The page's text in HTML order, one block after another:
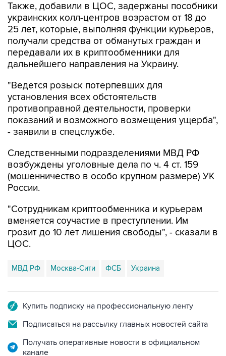
Также, добавили в ЦОС, задержаны пособники
украинских колл-центров возрастом от 18 до
25 лет, которые, выполняя функции курьеров,
получали средства от обманутых граждан и
передавали их в криптообменники для
дальнейшего направления на Украину.
"Ведется розыск потерпевших для
установления всех обстоятельств
противоправной деятельности, проверки
показаний и возможного возмещения ущерба",
- заявили в спецслужбе.
Следственными подразделениями МВД РФ
возбуждены уголовные дела по ч. 4 ст. 159
(мошенничество в особо крупном размере) УК
России.
"Сотрудникам криптообменника и курьерам
вменяется соучастие в преступлении. Им
грозит до 10 лет лишения свободы", - сказали в
ЦОС.
МВД РФ Москва-Сити ФСБ Украина
Купить подписку на профессиональную ленту
Подписаться на рассылку главных новостей сайта
Получать оперативные новости в официальном
канале